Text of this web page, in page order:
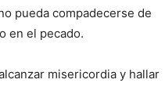
pueda compadecerse de
en el pecado.
misericordia y hallar